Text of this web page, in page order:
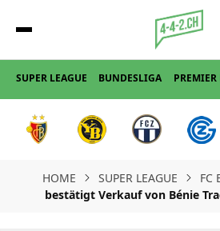
SUPER LEAGUE BUNDESLIGA PREMIER
HOME SUPER LEAGUE FC
bestätigt Verkauf von Bénie